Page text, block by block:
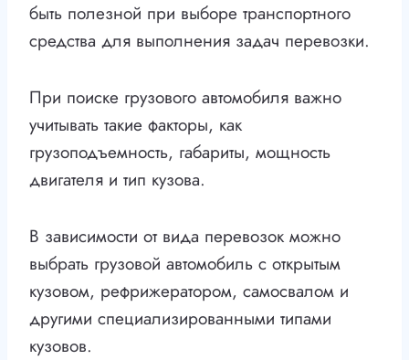
быть полезной при выборе транспортного
средства для выполнения задач перевозки.
При поиске грузового автомобиля важно
учитывать такие факторы, как
грузоподъемность, габариты, мощность
двигателя и тип кузова.
В зависимости от вида перевозок можно
выбрать грузовой автомобиль с открытым
кузовом, рефрижератором, самосвалом и
другими специализированными типами
кузовов.